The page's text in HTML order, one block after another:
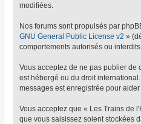
modifiées.
Nos forums sont propulsés par
GNU General Public License v2 »
comportements autorisés ou
Vous acceptez de ne pas publier de
est hébergé ou du droit
messages est enregistrée pour
Vous acceptez que « Les Trains de
que vous saisissez soient stockées